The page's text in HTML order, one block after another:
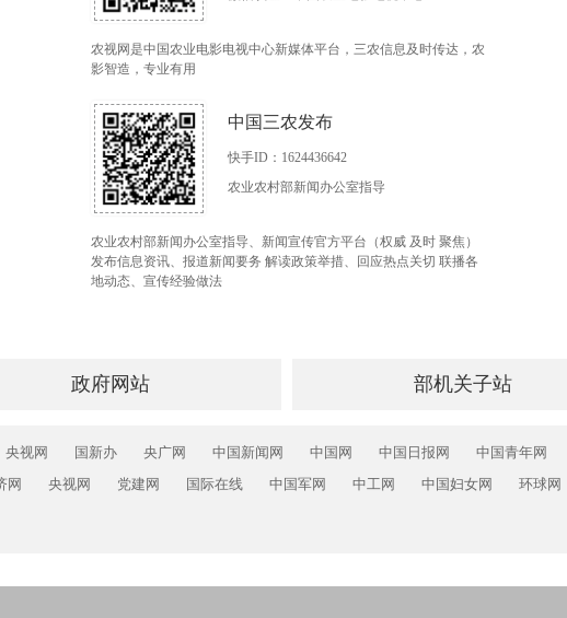
农视网是中国农业电影电视中心新媒体平台，三农信息及时传达，农
影智造，专业有用
中国三农发布
快手ID：1624436642
农业农村部新闻办公室指导
农业农村部新闻办公室指导、新闻宣传官方平台（权威 及时 聚焦）
发布信息资讯、报道新闻要务 解读政策举措、回应热点关切 联播各
地动态、宣传经验做法
政府网站 部机关子站
央视网 国新办 央广网 中国新闻网 中国网 中国日报网 中国青年网
网 央视网 党建网 国际在线 中国军网 中工网 中国妇女网 环球网